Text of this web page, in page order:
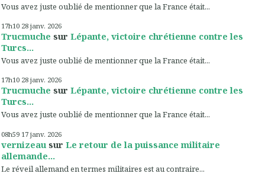
Vous avez juste oublié de mentionner que la France était...
17h10 28 janv. 2026
Trucmuche sur Lépante, victoire chrétienne contre les
Turcs...
Vous avez juste oublié de mentionner que la France était...
17h10 28 janv. 2026
Trucmuche sur Lépante, victoire chrétienne contre les
Turcs...
Vous avez juste oublié de mentionner que la France était...
08h59 17 janv. 2026
vernizeau sur Le retour de la puissance militaire
allemande...
Le réveil allemand en termes militaires est au contraire...